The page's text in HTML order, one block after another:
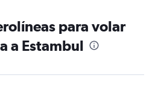
para volar
a Estambul